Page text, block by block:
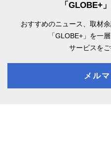
「GLOBE+
おすすめのニュース、取材余
「GLOBE+」を一
サービスをご
メル